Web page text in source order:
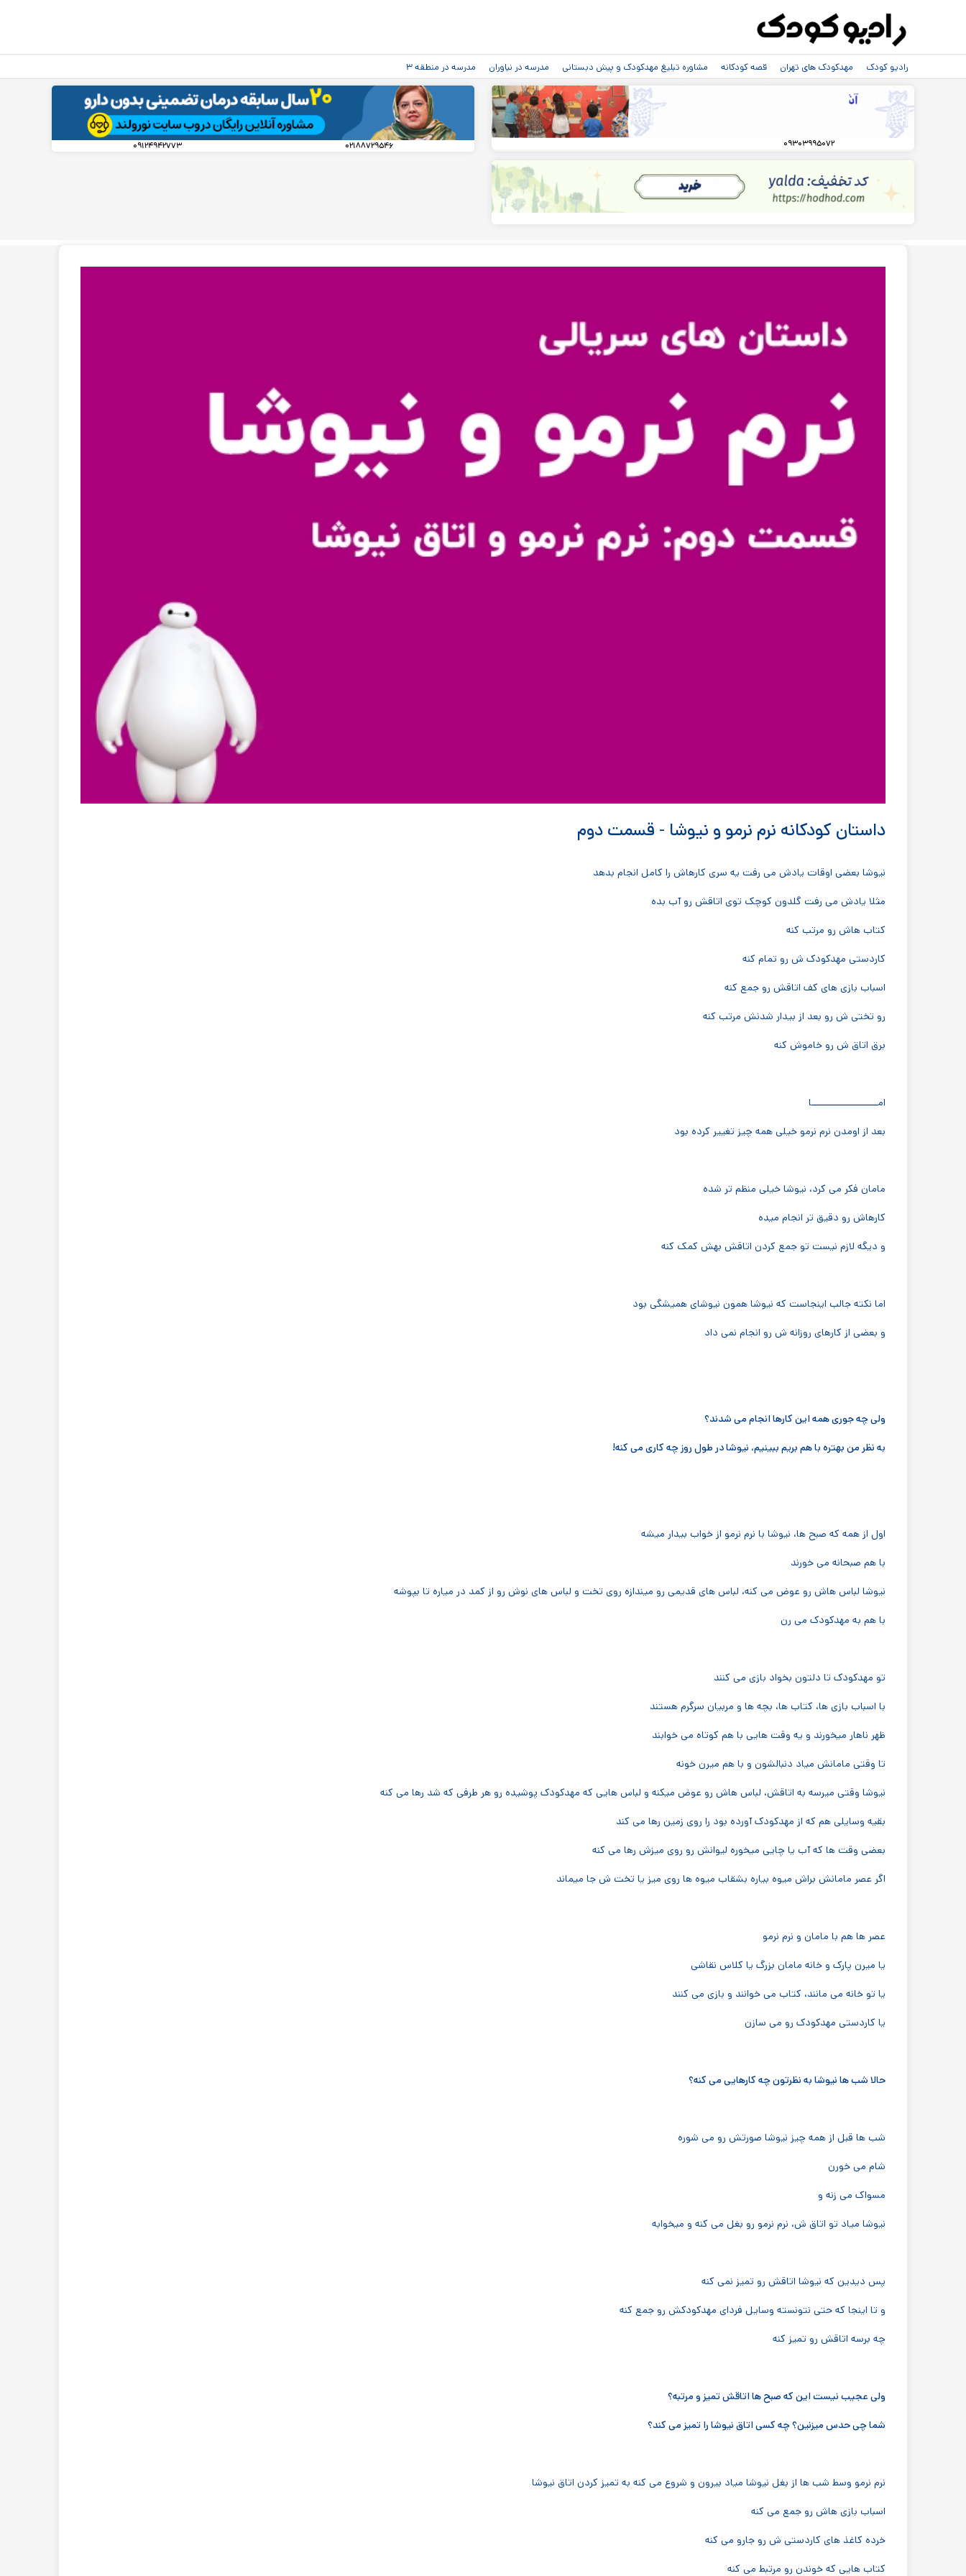
رادیو کودک مهدکودک های تهران قصه کودکانه مشاوره تبلیغ مهدکودک و پیش دبستانی مدرسه در نیاوران مدرسه در منطقه ۳
۰۹۳۰۳۹۹۵۰۷۲ ۰۲۱۸۸۷۲۹۵۴۶ ۰۹۱۲۴۹۴۲۷۷۳
داستان کودکانه نرم نرمو و نیوشا - قسمت دوم
نیوشا بعضی اوقات یادش می رفت یه سری کارهاش را کامل انجام بدهد
مثلا یادش می رفت گلدون کوچک توی اتاقش رو آب بده
کتاب هاش رو مرتب کنه
کاردستی مهدکودک ش رو تمام کنه
اسباب بازی های کف اتاقش رو جمع کنه
رو تختی ش رو بعد از بیدار شدنش مرتب کنه
برق اتاق ش رو خاموش کنه
امـــــــــــــــــــــــا
بعد از اومدن نرم نرمو خیلی همه چیز تغییر کرده بود
مامان فکر می کرد، نیوشا خیلی منظم تر شده
کارهاش رو دقیق تر انجام میده
و دیگه لازم نیست تو جمع کردن اتاقش بهش کمک کنه
اما نکته جالب اینجاست که نیوشا همون نیوشای همیشگی بود
و بعضی از کارهای روزانه ش رو انجام نمی داد
ولی چه جوری همه این کارها انجام می شدند؟
به نظر من بهتره با هم بریم ببینیم، نیوشا در طول روز چه کاری می کنه!
اول از همه که صبح ها، نیوشا با نرم نرمو از خواب بیدار میشه
با هم صبحانه می خورند
نیوشا لباس هاش رو عوض می کنه، لباس های قدیمی رو میندازه روی تخت و لباس های نوش رو از کمد در میاره تا بپوشه
با هم به مهدکودک می رن
تو مهدکودک تا دلتون بخواد بازی می کنند
با اسباب بازی ها، کتاب ها، بچه ها و مربیان سرگرم هستند
ظهر ناهار میخورند و یه وقت هایی با هم کوتاه می خوابند
تا وقتی مامانش میاد دنبالشون و با هم میرن خونه
نیوشا وقتی میرسه به اتاقش، لباس هاش رو عوض میکنه و لباس هایی که مهدکودک پوشیده رو هر طرفی که شد رها می کنه
بقیه وسایلی هم که از مهدکودک آورده بود را روی زمین رها می کند
بعضی وقت ها که آب یا چایی میخوره لیوانش رو روی میزش رها می کنه
اگر عصر مامانش براش میوه بیاره بشقاب میوه ها روی میز یا تخت ش جا میماند
عصر ها هم با مامان و نرم نرمو
یا میرن پارک و خانه مامان بزرگ یا کلاس نقاشی
یا تو خانه می مانند، کتاب می خوانند و بازی می کنند
یا کاردستی مهدکودک رو می سازن
حالا شب ها نیوشا به نظرتون چه کارهایی می کنه؟
شب ها قبل از همه چیز نیوشا صورتش رو می شوره
شام می خورن
مسواک می زنه و
نیوشا میاد تو اتاق ش، نرم نرمو رو بغل می کنه و میخوابه
پس دیدین که نیوشا اتاقش رو تمیز نمی کنه
و تا اینجا که حتی نتونسته وسایل فردای مهدکودکش رو جمع کنه
چه برسه اتاقش رو تمیز کنه
ولی عجیب نیست این که صبح ها اتاقش تمیز و مرتبه؟
شما چی حدس میزنین؟ چه کسی اتاق نیوشا را تمیز می کند؟
نرم نرمو وسط شب ها از بغل نیوشا میاد بیرون و شروع می کنه به تمیز کردن اتاق نیوشا
اسباب بازی هاش رو جمع می کنه
خرده کاغذ های کاردستی ش رو جارو می کنه
کتاب هایی که خوندن رو مرتبط می کنه